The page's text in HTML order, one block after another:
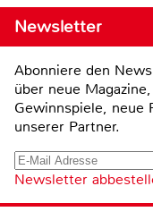
Newsletter
Abonniere den
über neue
Gewinnspiele, neue
unserer Partner.
Newsletter